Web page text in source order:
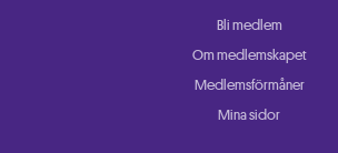
Bli medlem
Om medlemskapet
Medlemsförmåner
Mina sidor